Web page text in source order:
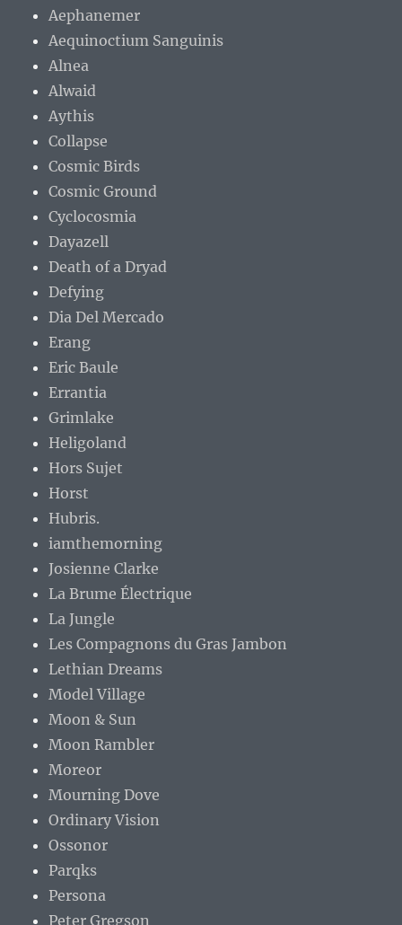
Aephanemer
Aequinoctium Sanguinis
Alnea
Alwaid
Aythis
Collapse
Cosmic Birds
Cosmic Ground
Cyclocosmia
Dayazell
Death of a Dryad
Defying
Dia Del Mercado
Erang
Eric Baule
Errantia
Grimlake
Heligoland
Hors Sujet
Horst
Hubris.
iamthemorning
Josienne Clarke
La Brume Électrique
La Jungle
Les Compagnons du Gras Jambon
Lethian Dreams
Model Village
Moon & Sun
Moon Rambler
Moreor
Mourning Dove
Ordinary Vision
Ossonor
Parqks
Persona
Peter Gregson